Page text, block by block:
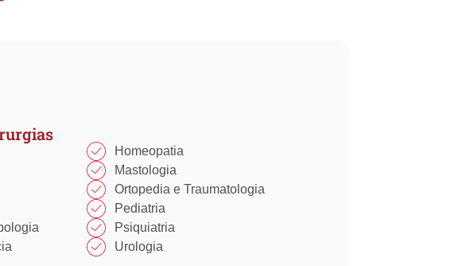
Homeopatia​
Mastologia​
Ortopedia e Traumatologia​
Pediatria
Psiquiatria
Urologia